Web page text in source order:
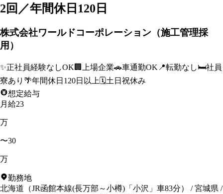
2回／年間休日120日
株式会社ワールドコーポレーション（施工管理採
用）
✨正社員経験なしOK 🏢 上場企業🚗車通勤OK 📍転勤なし🛏️社員
寮あり 🌴年間休日120日以上 🗓️土日祝休み
想定給与
月給23
万
〜30
万
勤務地
北海道 （JR函館本線(長万部～小樽)「小沢」車83分） /宮城県 /